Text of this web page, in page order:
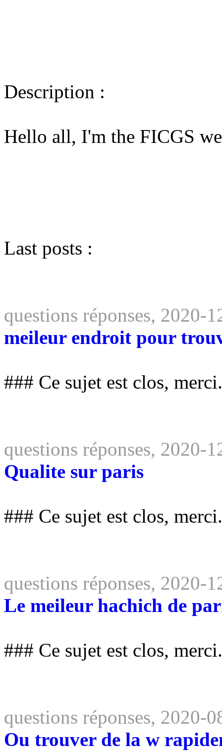
Description :
Hello all, I'm the FICGS
Last posts :
questions réponses, 2020-
meileur endroit pour
### Ce sujet est clos, merci.
questions réponses, 2020-
Qualite sur paris
### Ce sujet est clos, merci.
questions réponses, 2020-
Le meileur hachich de
### Ce sujet est clos, merci.
questions réponses, 2020-
Ou trouver de la w